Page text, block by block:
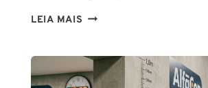
LEIA MAIS CONCURSOS
PMPE
2026: